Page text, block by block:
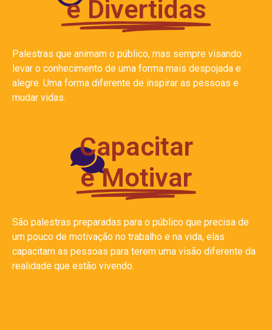
e Divertidas
Palestras que animam o público, mas sempre visando
levar o conhecimento de uma forma mais despojada e
alegre. Uma forma diferente de inspirar as pessoas e
mudar vidas.
Capacitar
e Motivar
São palestras preparadas para o público que precisa de
um pouco de motivação no trabalho e na vida, elas
capacitam as pessoas para terem uma visão diferente da
realidade que estão vivendo.